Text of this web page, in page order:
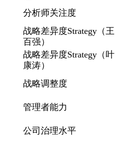
分析师关注度
战略差异度Strategy（王
百强）
战略差异度Strategy（叶
康涛）
战略调整度
管理者能力
公司治理水平